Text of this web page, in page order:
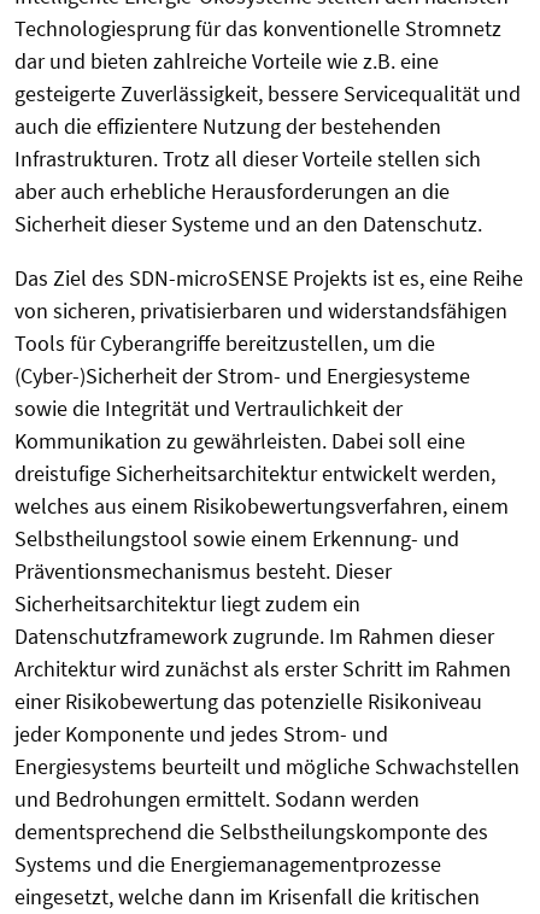
Technologiesprung für das konventionelle Stromnetz
dar und bieten zahlreiche Vorteile wie z.B. eine
gesteigerte Zuverlässigkeit, bessere Servicequalität und
auch die effizientere Nutzung der bestehenden
Infrastrukturen. Trotz all dieser Vorteile stellen sich
aber auch erhebliche Herausforderungen an die
Sicherheit dieser Systeme und an den Datenschutz.
Das Ziel des SDN-microSENSE Projekts ist es, eine Reihe
von sicheren, privatisierbaren und widerstandsfähigen
Tools für Cyberangriffe bereitzustellen, um die
(Cyber-)Sicherheit der Strom- und Energiesysteme
sowie die Integrität und Vertraulichkeit der
Kommunikation zu gewährleisten. Dabei soll eine
dreistufige Sicherheitsarchitektur entwickelt werden,
welches aus einem Risikobewertungsverfahren, einem
Selbstheilungstool sowie einem Erkennung- und
Präventionsmechanismus besteht. Dieser
Sicherheitsarchitektur liegt zudem ein
Datenschutzframework zugrunde. Im Rahmen dieser
Architektur wird zunächst als erster Schritt im Rahmen
einer Risikobewertung das potenzielle Risikoniveau
jeder Komponente und jedes Strom- und
Energiesystems beurteilt und mögliche Schwachstellen
und Bedrohungen ermittelt. Sodann werden
dementsprechend die Selbstheilungskomponte des
Systems und die Energiemanagementprozesse
eingesetzt, welche dann im Krisenfall die kritischen